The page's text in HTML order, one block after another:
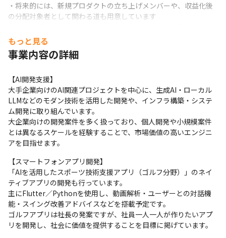
・将来的には、新規プロダクトの立ち上げメンバーや、収益化後
の分配対象者として関わる道も用意しています
たい、など個別の志向にも柔軟に対応しています
もっと見る
事業内容の詳細
【AI開発支援】
大手企業向けのAI関連プロジェクトを中心に、生成AI・ローカル
LLMなどのモダン技術を活用した開発や、インフラ構築・システ
ム開発に取り組んでいます。
大企業向けの開発案件を多く扱っており、個人開発や小規模案件
とは異なるスケールを経験することで、市場価値の高いエンジニ
アを目指せます。
【スマートフォンアプリ開発】
「AIを活用したスポーツ技術支援アプリ（ゴルフ分野）」のネイ
ティブアプリの開発も行っています。
主にFlutter／Pythonを使用し、動画解析・ユーザーとの対話機
能・スイング改善アドバイスなどを搭載予定です。
ゴルフアプリは社長の発案ですが、社員一人一人が作りたいアプ
リを開発し、社会に価値を提供することを目標に掲げています。